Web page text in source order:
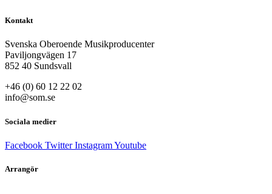
Kontakt
Svenska Oberoende Musikproducenter
Paviljongvägen 17
852 40 Sundsvall
+46 (0) 60 12 22 02
info@som.se
Sociala medier
Facebook Twitter InstagramYoutube
Arrangör